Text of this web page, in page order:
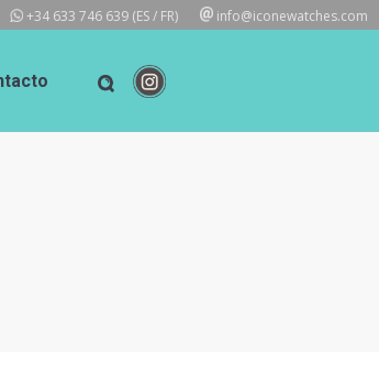
info@iconewatches.com
+34 633 746 639 (ES / FR)